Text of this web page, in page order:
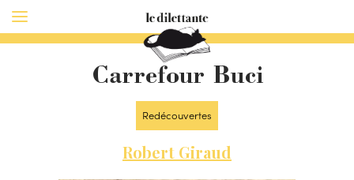
Carrefour Buci
Redécouvertes
Robert Giraud